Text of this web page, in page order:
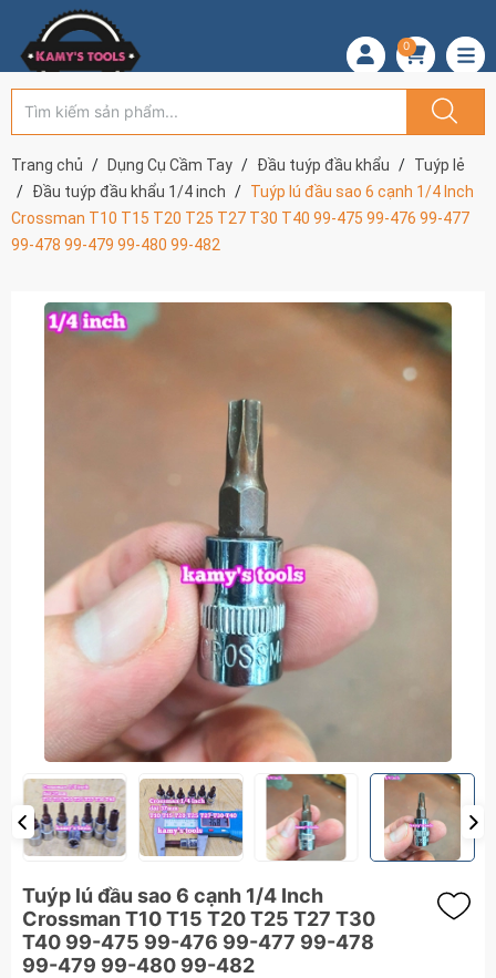
0
Trang chủ Dụng Cụ Cầm Tay Đầu tuýp đầu khẩu
Tuýp lẻ
Đầu tuýp đầu khẩu 1/4 inch
Tuýp lú đầu sao 6 cạnh 1/4 Inch
Crossman T10 T15 T20 T25 T27 T30 T40 99-475 99-476 99-477
99-478 99-479 99-480 99-482
Tuýp lú đầu sao 6 cạnh 1/4 Inch
Crossman T10 T15 T20 T25 T27 T30
T40 99-475 99-476 99-477 99-478
99-479 99-480 99-482